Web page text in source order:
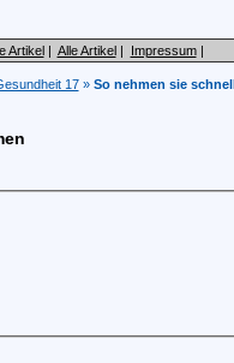
Artikel| Alle Artikel| Impressum|
17» So nehmen sie